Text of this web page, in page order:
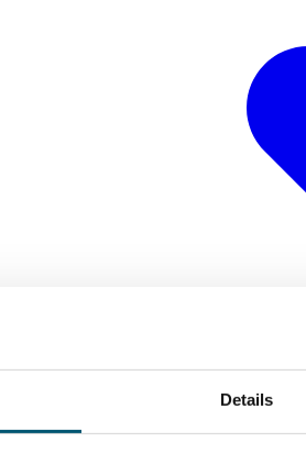
Details